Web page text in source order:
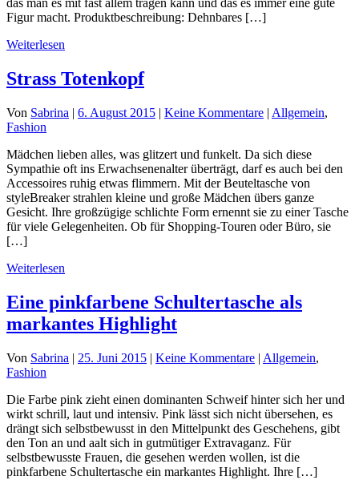
das man es mit fast allem tragen kann und das es immer eine gute
Figur macht. Produktbeschreibung: Dehnbares […]
Weiterlesen
Strass Totenkopf
Von Sabrina | 6. August 2015 | Keine Kommentare | Allgemein,
Fashion
Mädchen lieben alles, was glitzert und funkelt. Da sich diese
Sympathie oft ins Erwachsenenalter überträgt, darf es auch bei den
Accessoires ruhig etwas flimmern. Mit der Beuteltasche von
styleBreaker strahlen kleine und große Mädchen übers ganze
Gesicht. Ihre großzügige schlichte Form ernennt sie zu einer Tasche
für viele Gelegenheiten. Ob für Shopping-Touren oder Büro, sie
[…]
Weiterlesen
Eine pinkfarbene Schultertasche als
markantes Highlight
Von Sabrina | 25. Juni 2015 | Keine Kommentare | Allgemein,
Fashion
Die Farbe pink zieht einen dominanten Schweif hinter sich her und
wirkt schrill, laut und intensiv. Pink lässt sich nicht übersehen, es
drängt sich selbstbewusst in den Mittelpunkt des Geschehens, gibt
den Ton an und aalt sich in gutmütiger Extravaganz. Für
selbstbewusste Frauen, die gesehen werden wollen, ist die
pinkfarbene Schultertasche ein markantes Highlight. Ihre […]